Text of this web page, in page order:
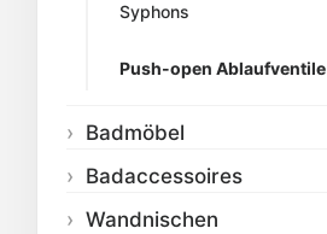
Syphons
Push-open Ablaufventile
Badmöbel
Badaccessoires
Wandnischen